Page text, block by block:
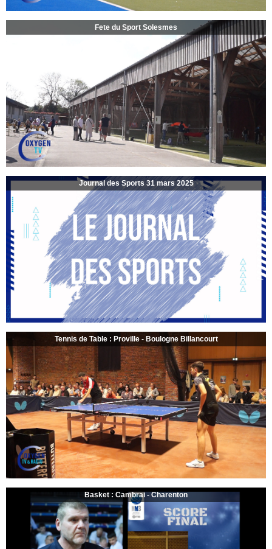
Fete du Sport Solesmes
Journal des Sports 31 mars 2025
Tennis de Table : Proville - Boulogne Billancourt
Basket : Cambrai - Charenton